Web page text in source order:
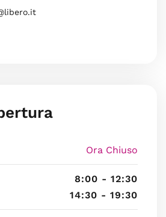
Ora Chiuso
8:00 - 12:30
14:30 - 19:30